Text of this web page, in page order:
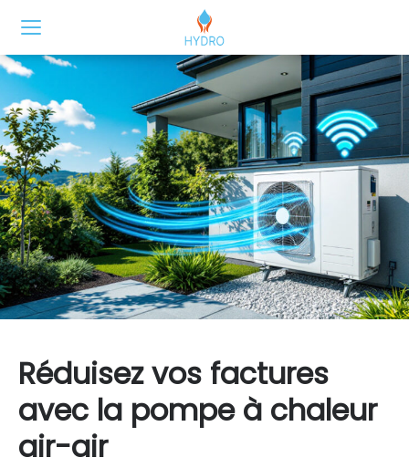
Réduisez vos factures
avec la pompe à chaleur
air-air